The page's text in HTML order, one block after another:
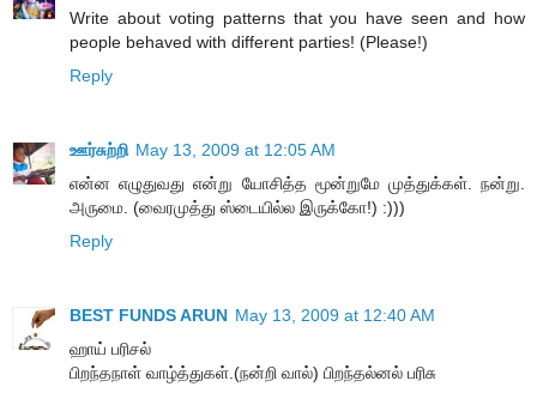
Write about voting patterns that you have seen and how
people behaved with different parties! (Please!)
Reply
ஊர்சுற்றி May 13, 2009 at 12:05 AM
என்ன எழுதுவது என்று யோசித்த மூன்றுமே முத்துக்கள். நன்று.
அருமை. (வைரமுத்து ஸ்டையில்ல இருக்கோ!) :)))
Reply
BEST FUNDS ARUN May 13, 2009 at 12:40 AM
ஹாய் பரிசல்
பிறந்தநாள் வாழ்த்துகள்.(நன்றி வால்) பிறந்தல்னல் பரிசு